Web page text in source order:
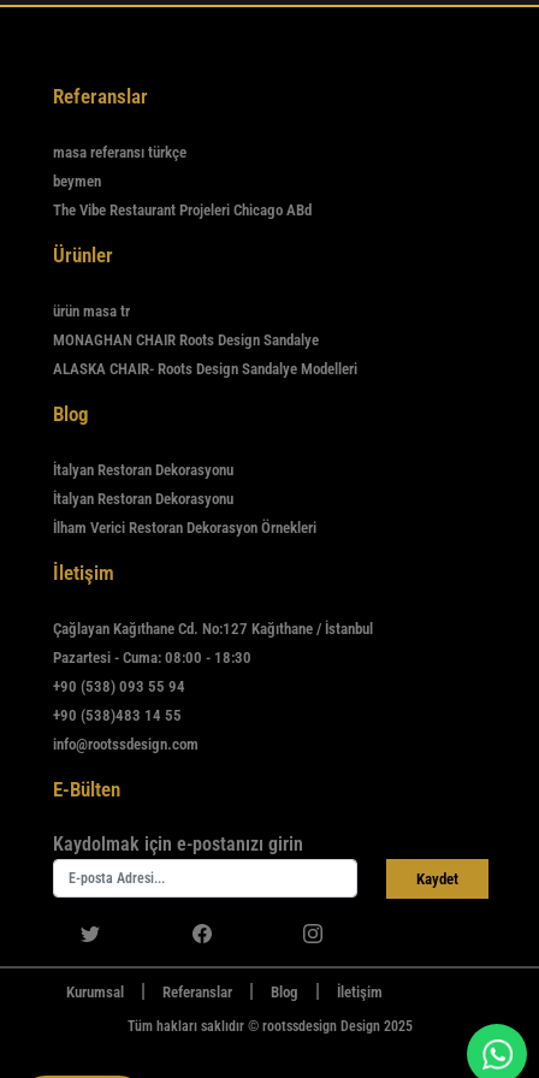
Referanslar
masa referansı türkçe
beymen
The Vibe Restaurant Projeleri Chicago ABd
Ürünler
ürün masa tr
MONAGHAN CHAIR Roots Design Sandalye
ALASKA CHAIR- Roots Design Sandalye Modelleri
Blog
İtalyan Restoran Dekorasyonu
İtalyan Restoran Dekorasyonu
İlham Verici Restoran Dekorasyon Örnekleri
İletişim
Çağlayan Kağıthane Cd. No:127 Kağıthane / İstanbul
Pazartesi - Cuma: 08:00 - 18:30
+90 (538) 093 55 94
+90 (538)483 14 55
info@rootssdesign.com
E-Bülten
Kaydolmak için e-postanızı girin
Kaydet
Kurumsal Referanslar Blog İletişim
Tüm hakları saklıdır © rootssdesign Design 2025